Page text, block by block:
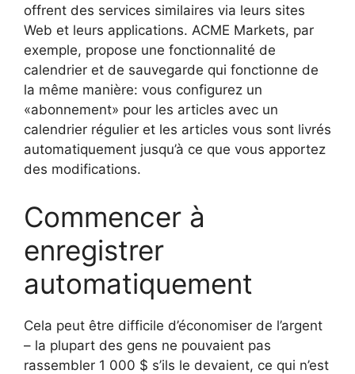
offrent des services similaires via leurs sites
Web et leurs applications. ACME Markets, par
exemple, propose une fonctionnalité de
calendrier et de sauvegarde qui fonctionne de
la même manière: vous configurez un
«abonnement» pour les articles avec un
calendrier régulier et les articles vous sont livrés
automatiquement jusqu’à ce que vous apportez
des modifications.
Commencer à
enregistrer
automatiquement
Cela peut être difficile d’économiser de l’argent
– la plupart des gens ne pouvaient pas
rassembler 1 000 $ s’ils le devaient, ce qui n’est